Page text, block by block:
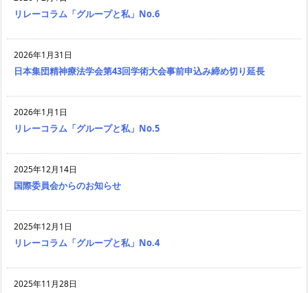
リレーコラム「グループと私」No.6
2026年1月31日
日本集団精神療法学会第43回学術大会事前申込み締め切り延長
2026年1月1日
リレーコラム「グループと私」No.5
2025年12月14日
国際委員会からのお知らせ
2025年12月1日
リレーコラム「グループと私」No.4
2025年11月28日